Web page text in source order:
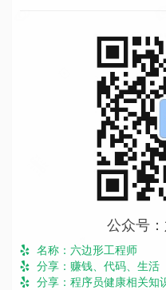
公众号
名称：六边形工程师
分享：赚钱、代码、生活
分享：程序员健康相关知